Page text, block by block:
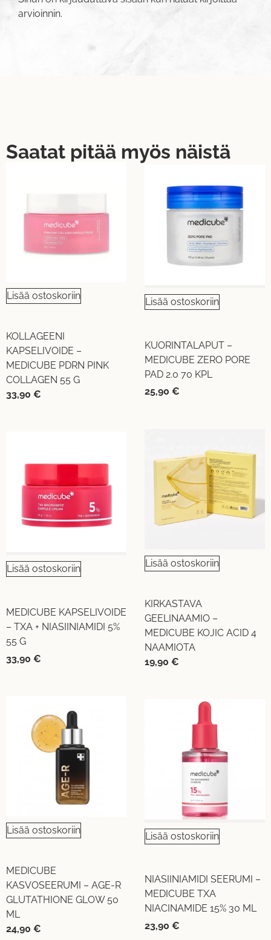
arvioinnin.
Saatat pitää myös näistä
Lisää ostoskoriin
KOLLAGEENI
KAPSELIVOIDE –
MEDICUBE PDRN PINK
COLLAGEN 55 G
33,90 €
Lisää ostoskoriin
KUORINTALAPUT –
MEDICUBE ZERO PORE
PAD 2.0 70 KPL
25,90 €
Lisää ostoskoriin
MEDICUBE KAPSELIVOIDE
– TXA + NIASIINIAMIDI 5%
55 G
33,90 €
Lisää ostoskoriin
KIRKASTAVA
GEELINAAMIO –
MEDICUBE KOJIC ACID 4
NAAMIOTA
19,90 €
Lisää ostoskoriin
MEDICUBE
KASVOSEERUMI – AGE-R
GLUTATHIONE GLOW 50
ML
24,90 €
Lisää ostoskoriin
NIASIINIAMIDI SEERUMI –
MEDICUBE TXA
NIACINAMIDE 15% 30 ML
23,90 €